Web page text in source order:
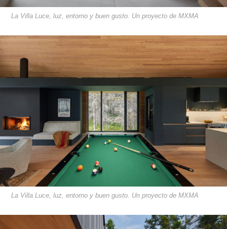
La Villa Luce, luz, entorno y buen gusto. Un proyecto de MXMA
La Villa Luce, luz, entorno y buen gusto. Un proyecto de MXMA